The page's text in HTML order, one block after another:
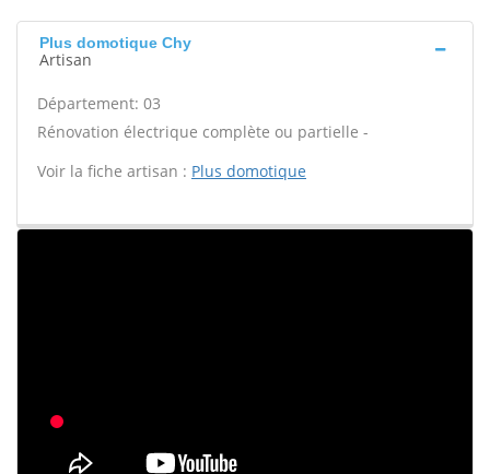
Plus domotique Chy
Artisan
Département: 03
Rénovation électrique complète ou partielle -
Voir la fiche artisan : Plus domotique